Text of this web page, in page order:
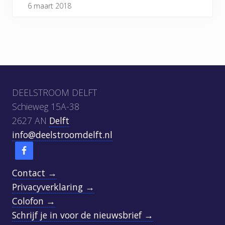
6 maart 2018
DEELSTROOM DELFT
Schieweg 15A-38
2627 AN Delft
info@deelstroomdelft.nl
Contact →
Privacyverklaring →
Colofon →
Schrijf je in voor de nieuwsbrief →